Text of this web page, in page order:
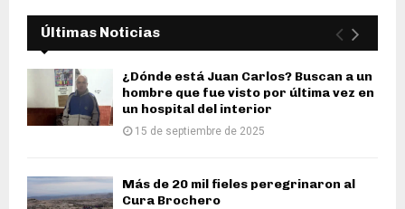
Últimas Noticias
¿Dónde está Juan Carlos? Buscan a un
hombre que fue visto por última vez en
un hospital del interior
15 de septiembre de 2025
Más de 20 mil fieles peregrinaron al
Cura Brochero